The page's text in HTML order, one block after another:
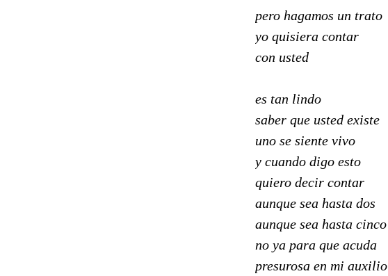
pero hagamos un trato
yo quisiera contar
con usted
es tan lindo
saber que usted existe
uno se siente vivo
y cuando digo esto
quiero decir contar
aunque sea hasta dos
aunque sea hasta cinco
no ya para que acuda
presurosa en mi auxilio